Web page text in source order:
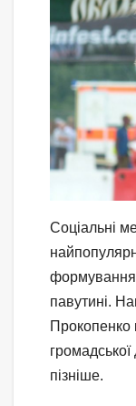
Соціальні
формування
павутині.
Прокопенко
пізніше.